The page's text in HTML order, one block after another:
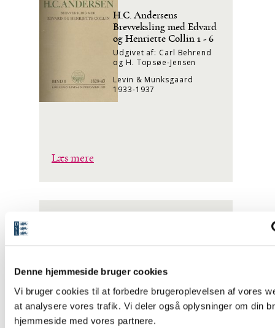
Denne hjemmeside bruger cookies
Vi bruger cookies til at forbedre brugeroplevelsen af vores
at analysere vores trafik. Vi deler også oplysninger om din
hjemmeside med vores partnere.
H.C. Andersens
Brevveksling med Edvard
og Henriette Collin 1 - 6
Udgivet af: Carl Behrend
og H. Topsøe-Jensen
Levin & Munksgaard
1933-1937
Læs mere
Udgivet af: Hans
Thomissøn
Efterskrift ved: P.
Severinsen
Levin & Munksgaard 1933